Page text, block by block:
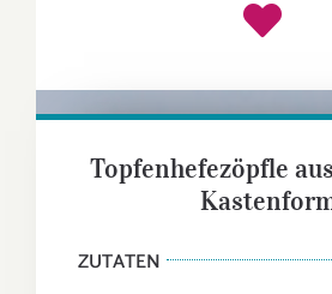
Topfenhefezöpfle
ZUTATEN